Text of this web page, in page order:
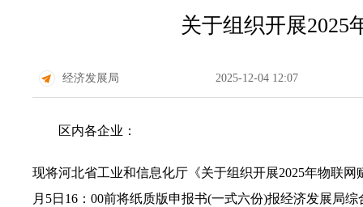
关于组织开展2025
经济发展局 2025-12-04 12:07
区内各企业：
现将河北省工业和信息化厅《关于组织开展2025年物联
月5日16：00前将纸质版申报书(一式六份)报经济发展局